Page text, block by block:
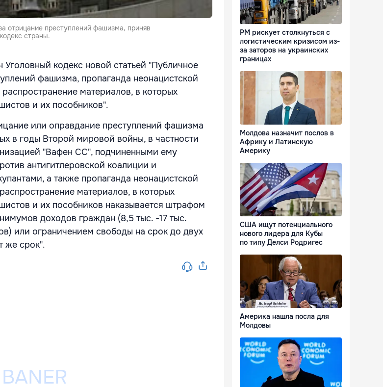
отрицание преступлений фашизма, приняв
страны.
кодекс новой статьей "Публичное
фашизма, пропаганда неонацистской
материалов, в которых
и их пособников".
или оправдание преступлений фашизма
в годы Второй мировой войны, в частности
"Вафен СС", подчиненными ему
антигитлеровской коалиции и
а также пропаганда неонацистской
материалов, в которых
и их пособников наказывается штрафом
доходов граждан (8,5 тыс. -17 тыс.
или ограничением свободы на срок до двух
же срок".
РМ рискует столкнуться с
логистическим кризисом из-
за заторов на украинских
границах
Молдова назначит послов в
Африку и Латинскую
Америку
США ищут потенциального
нового лидера для Кубы
по типу Делси Родригес
Америка нашла посла для
Молдовы